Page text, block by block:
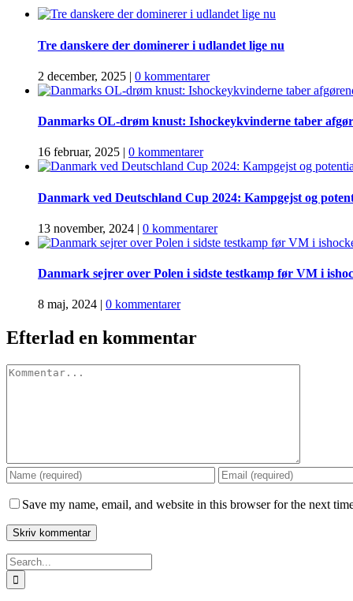
Tre danskere der dominerer i udlandet lige nu
2 december, 2025 | 0 kommentarer
Danmarks OL-drøm knust: Ishockeykvinderne taber
16 februar, 2025 | 0 kommentarer
Danmark ved Deutschland Cup 2024: Kampgejst og
13 november, 2024 | 0 kommentarer
Danmark sejrer over Polen i sidste testkamp før VM i
8 maj, 2024 | 0 kommentarer
Efterlad en kommentar
Comment
Save my name, email, and website in this browser for the next
Search
for: